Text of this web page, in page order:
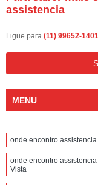
assistencia
Ligue para (11) 99652-1401
MENU
onde encontro
onde encontro
Vista